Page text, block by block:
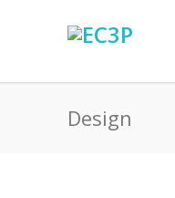
Design